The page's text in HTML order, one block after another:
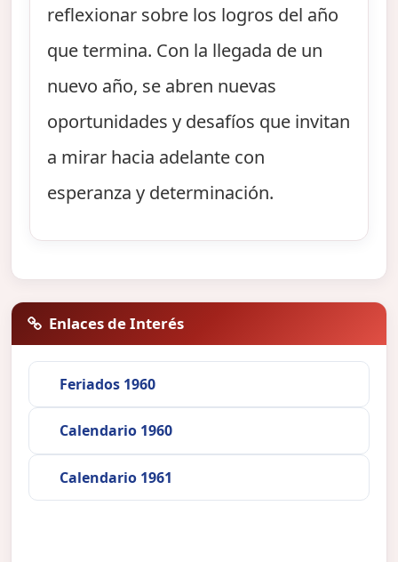
reflexionar sobre los logros del año
que termina. Con la llegada de un
nuevo año, se abren nuevas
oportunidades y desafíos que invitan
a mirar hacia adelante con
esperanza y determinación.
Enlaces de Interés
Feriados 1960
Calendario 1960
Calendario 1961